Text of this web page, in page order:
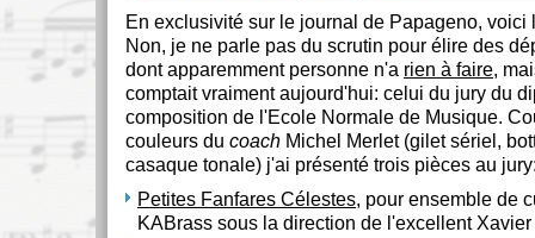
En exclusivité sur le journal de Papageno, voici
Non, je ne parle pas du scrutin pour élire des
dont apparemment personne n'a rien à faire,
comptait vraiment aujourd'hui: celui du jury du
composition de l'Ecole Normale de Musique.
couleurs du coach Michel Merlet (gilet sériel,
casaque tonale) j'ai présenté trois pièces au
Petites Fanfares Célestes, pour ensemble de
KABrass sous la direction de l'excellent